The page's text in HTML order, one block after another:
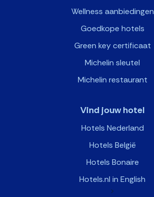
Wellness aanbiedingen
Goedkope hotels
Green key certificaat
Michelin sleutel
Michelin restaurant
Vind jouw hotel
Hotels Nederland
Hotels België
Hotels Bonaire
Hotels.nl in English
>